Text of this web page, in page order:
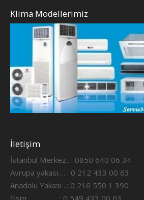
Klima Modellerimiz
İletişim
İstanbul Merkez.. : 0850 640 06 34
Avrupa yakası…. : 0 212 433 00 63
Anadolu Yakası ..: 0 216 550 1 390